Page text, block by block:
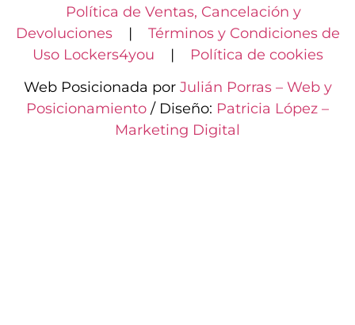
Política de Ventas, Cancelación y
Devoluciones| Términos y Condiciones de
Uso Lockers4you |
Política de cookies
Web Posicionada por Julián Porras – Web y
Posicionamiento / Diseño: Patricia López –
Marketing Digital